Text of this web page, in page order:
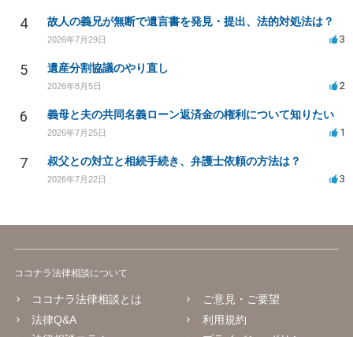
4 故人の義兄が無断で遺言書を発見・提出、法的対処法は？
2026年7月29日 3
5 遺産分割協議のやり直し
2026年8月5日 2
6 義母と夫の共同名義ローン返済金の権利について知りたい
2026年7月25日 1
7 叔父との対立と相続手続き、弁護士依頼の方法は？
2026年7月22日 3
ココナラ法律相談について
ココナラ法律相談とは
法律Q&A
ご意見・ご要望
利用規約